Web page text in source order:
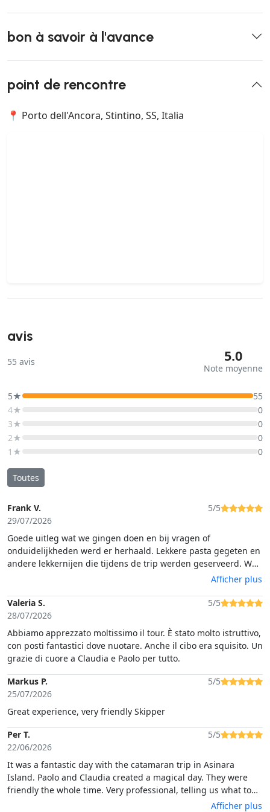
bon à savoir à l'avance
point de rencontre
📍 Porto dell'Ancora, Stintino, SS, Italia
avis
55 avis 5.0
Note moyenne
5★
55
4★
0
3★
0
2★
0
1★
0
Toutes
Frank V.
29/07/2026
5/5
Goede uitleg wat we gingen doen en bij vragen of
onduidelijkheden werd er herhaald. Lekkere pasta gegeten en
andere lekkernijen die tijdens de trip werden geserveerd. Wat
beter kan is aangeven met welke boot je mee gaat er
vertrekken meerdere boten vanaf dezelfde locatie en tijdstip
en het verzamelpunt is niet zoals is aangegeven maar bij de
boot zelf en dan is het wel handig om te weten met welke
Afficher plus
Valeria S.
28/07/2026
5/5
Abbiamo apprezzato moltissimo il tour. È stato molto istruttivo,
con posti fantastici dove nuotare. Anche il cibo era squisito. Un
grazie di cuore a Claudia e Paolo per tutto.
Markus P.
25/07/2026
5/5
Great experience, very friendly Skipper
Per T.
22/06/2026
5/5
It was a fantastic day with the catamaran trip in Asinara
Island. Paolo and Claudia created a magical day. They were
friendly the whole time. Very professional, telling us what to
do and not to do. It was perfect amount of time when weAfficher plus